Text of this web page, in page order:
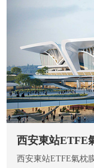
西安東站ETFE
西安東站ETFE氣枕